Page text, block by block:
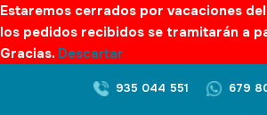
Estaremos cerrados por vacaciones
los pedidos recibidos se tramitarán a
Gracias. Descartar
935 044 551 679